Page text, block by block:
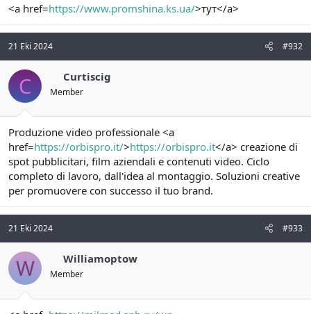
<a href=https://www.promshina.ks.ua/>тут</a>
21 Eki 2024 #932
C Curtiscig
Member
Produzione video professionale <a
href=https://orbispro.it/>https://orbispro.it</a> creazione di
spot pubblicitari, film aziendali e contenuti video. Ciclo
completo di lavoro, dall'idea al montaggio. Soluzioni creative
per promuovere con successo il tuo brand.
21 Eki 2024 #933
W Williamoptow
Member